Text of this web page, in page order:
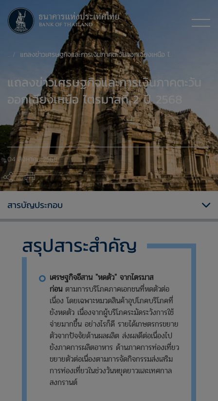
แถลงข่าวเศรษฐกิจและการเงินภาคตะวัน
ออกเฉียงเหนือ ไตรมาสที่ 2 ปี 2568
04 สิงหาคม 2568
สรุปสาระสำคัญ
เศรษฐกิจอีสาน "หดตัว" จากไตรมาส
ก่อนตามการบริโภคภาคเอกชนที่หดตัวต่อ
เนื่อง โดยเฉพาะหมวดสินค้าอุปโภคบริโภคที่
ยังหดตัว เนื่องจากผู้บริโภคระมัดระวังการใช้
จ่ายมากขึ้น อย่างไรก็ดี รายได้เกษตรกรขยาย
ตัวจากปัจจัยด้านผลผลิต ส่งผลดีต่อเนื่องไป
ยังภาคการผลิตอาหาร ด้านภาคการท่องเที่ยว
ขยายตัวต่อเนื่องตามการจัดกิจกรรมส่งเสริม
การท่องเที่ยวในช่วงวันหยุดยาวและเทศกาล
สงกรานต์
สารบัญประกอบ